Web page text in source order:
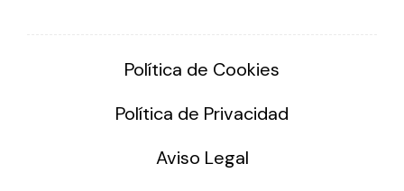
Política de Cookies
Política de Privacidad
Aviso Legal